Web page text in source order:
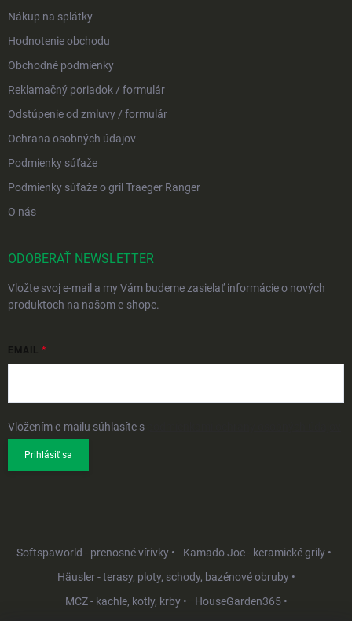
Nákup na splátky
Hodnotenie obchodu
Obchodné podmienky
Reklamačný poriadok / formulár
Odstúpenie od zmluvy / formulár
Ochrana osobných údajov
Podmienky súťaže
Podmienky súťaže o gril Traeger Ranger
O nás
ODOBERAŤ NEWSLETTER
Vložte svoj e-mail a my Vám budeme zasielať informácie o nových
produktoch na našom e-shope.
EMAIL
Vložením e-mailu súhlasíte s
Prihlásiť sa
Softspaworld - prenosné vírivky •
Kamado Joe - keramické grily •
Häusler - terasy, ploty, schody, bazénové obruby •
MCZ - kachle, kotly, krby •
HouseGarden365 •